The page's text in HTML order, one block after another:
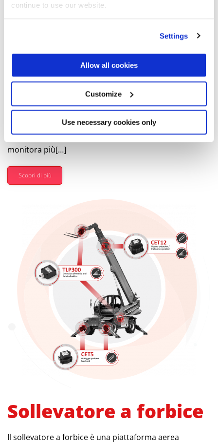
continue to use our website.
Settings
Allow all cookies
Customize
Use necessary cookies only
Sollevatore
telescopico
Il sollevatore telescopico è una macchina polivalente:
solleva e trasporta materiali pesanti su terreni
accidentati, dove anche piccole variazioni di assetto
possono compromettere la stabilità del carico. TSM
monitora più[…]
Scopri di più
Sollevatore a forbice
Il sollevatore a forbice è una piattaforma aerea